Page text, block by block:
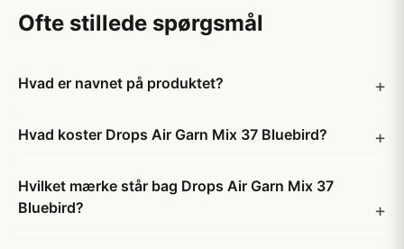
Ofte stillede spørgsmål
Hvad er navnet på produktet?
Hvad koster Drops Air Garn Mix 37 Bluebird?
Hvilket mærke står bag Drops Air Garn Mix 37
Bluebird?